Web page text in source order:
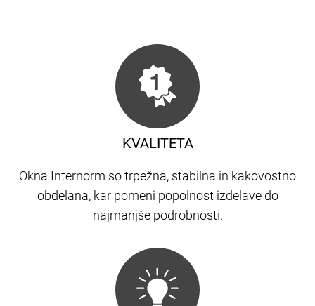
KVALITETA
Okna Internorm so trpežna, stabilna in kakovostno
obdelana, kar pomeni popolnost izdelave do
najmanjše podrobnosti.